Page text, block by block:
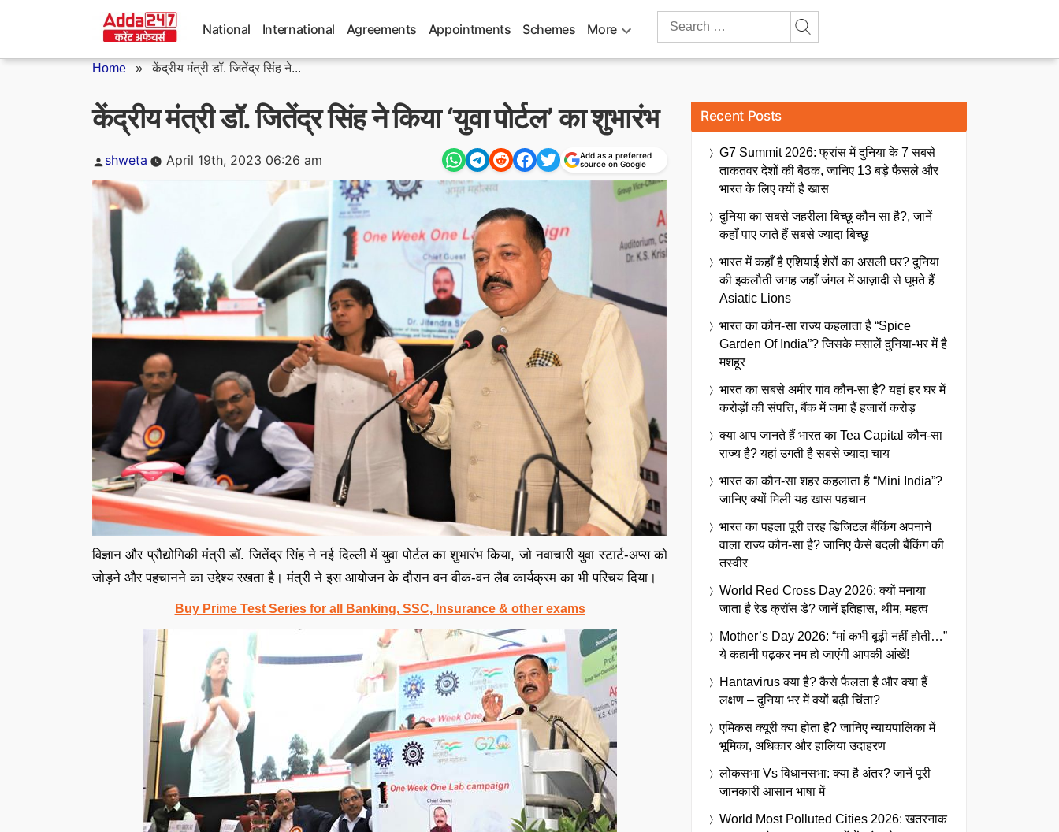
National International Agreements Appointments Schemes More
Search
Home »केंद्रीय मंत्री डॉ. जितेंद्र सिंह ने...
केंद्रीय मंत्री डॉ. जितेंद्र सिंह ने किया ‘युवा पोर्टल’ का शुभारंभ
Posted
shweta April 19th, 2023 06:26 am
Add as a preferred
source on Google
विज्ञान और प्रौद्योगिकी मंत्री डॉ. जितेंद्र सिंह ने नई दिल्ली में युवा पोर्टल का शुभारंभ किया, जो नवाचारी युवा स्टार्ट-अप्स को
जोड़ने और पहचानने का उद्देश्य रखता है। मंत्री ने इस आयोजन के दौरान वन वीक-वन लैब कार्यक्रम का भी परिचय दिया।
Buy Prime Test Series for all Banking, SSC, Insurance & other exams
Recent Posts
G7 Summit 2026: फ्रांस में दुनिया के 7 सबसे
ताकतवर देशों की बैठक, जानिए 13 बड़े फैसले और
भारत के लिए क्यों है खास
दुनिया का सबसे जहरीला बिच्छू कौन सा है?, जानें
कहाँ पाए जाते हैं सबसे ज्यादा बिच्छू
भारत में कहाँ है एशियाई शेरों का असली घर? दुनिया
की इकलौती जगह जहाँ जंगल में आज़ादी से घूमते हैं
Asiatic Lions
भारत का कौन-सा राज्य कहलाता है “Spice
Garden Of India”? जिसके मसालें दुनिया-भर में है
मशहूर
भारत का सबसे अमीर गांव कौन-सा है? यहां हर घर में
करोड़ों की संपत्ति, बैंक में जमा हैं हजारों करोड़
क्या आप जानते हैं भारत का Tea Capital कौन-सा
राज्य है? यहां उगती है सबसे ज्यादा चाय
भारत का कौन-सा शहर कहलाता है “Mini India”?
जानिए क्यों मिली यह खास पहचान
भारत का पहला पूरी तरह डिजिटल बैंकिंग अपनाने
वाला राज्य कौन-सा है? जानिए कैसे बदली बैंकिंग की
तस्वीर
World Red Cross Day 2026: क्यों मनाया
जाता है रेड क्रॉस डे? जानें इतिहास, थीम, महत्व
Mother’s Day 2026: “मां कभी बूढ़ी नहीं होती…”
ये कहानी पढ़कर नम हो जाएंगी आपकी आंखें!
Hantavirus क्या है? कैसे फैलता है और क्या हैं
लक्षण – दुनिया भर में क्यों बढ़ी चिंता?
एमिकस क्यूरी क्या होता है? जानिए न्यायपालिका में
भूमिका, अधिकार और हालिया उदाहरण
लोकसभा Vs विधानसभा: क्या है अंतर? जानें पूरी
जानकारी आसान भाषा में
World Most Polluted Cities 2026: खतरनाक